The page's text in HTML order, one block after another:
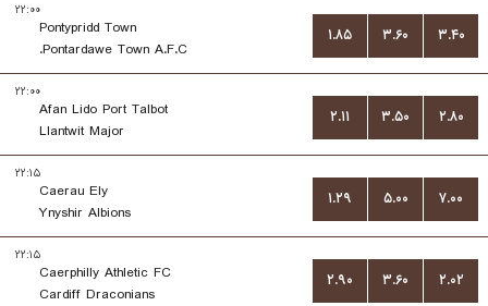
۲۲:۰۰
Pontypridd Town
Pontardawe Town A.F.C.
۱.۸۵ ۳.۶۰ ۳.۴۰
۲۲:۰۰
Afan Lido Port Talbot
Llantwit Major
۲.۱۱ ۳.۵۰ ۲.۸۰
۲۲:۱۵
Caerau Ely
Ynyshir Albions
۱.۲۹ ۵.۰۰ ۷.۰۰
۲۲:۱۵
Caerphilly Athletic FC
Cardiff Draconians
۲.۹۰ ۳.۶۰ ۲.۰۲